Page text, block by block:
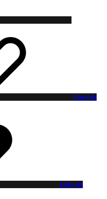
Liste de
Liste de